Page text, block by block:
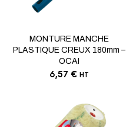
MONTURE MANCHE
PLASTIQUE CREUX 180mm –
OCAI
6,57 € HT